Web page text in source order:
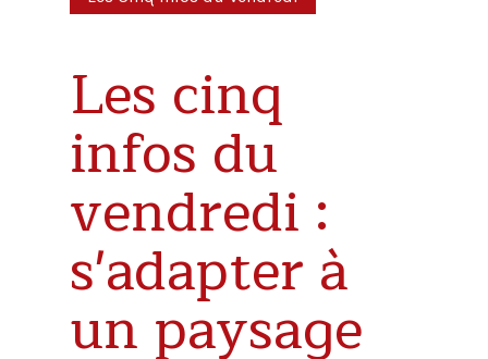
Les cinq
infos du
vendredi :
s'adapter à
un paysage